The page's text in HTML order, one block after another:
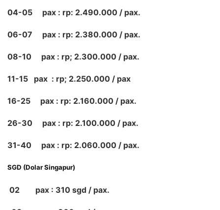
04-05 pax : rp: 2.490.000 / pax.
06-07 pax : rp: 2.380.000 / pax.
08-10 pax : rp; 2.300.000 / pax.
11-15 pax : rp; 2.250.000 / pax
16-25 pax : rp: 2.160.000 / pax.
26-30 pax : rp: 2.100.000 / pax.
31-40 pax : rp: 2.060.000 / pax.
SGD (Dolar Singapur)
02 pax : 310 sgd / pax.